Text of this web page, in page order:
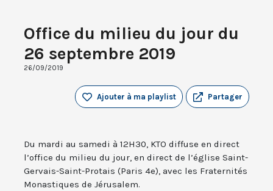
Office du milieu du jour du
26 septembre 2019
26/09/2019
Partager
Ajouter à ma playlist
Du mardi au samedi à 12H30, KTO diffuse en direct
l’office du milieu du jour, en direct de l’église Saint-
Gervais-Saint-Protais (Paris 4e), avec les Fraternités
Monastiques de Jérusalem.